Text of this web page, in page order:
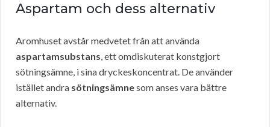
Aspartam och dess alternativ
Aromhuset avstår medvetet från att använda
aspartamsubstans, ett omdiskuterat konstgjort
sötningsämne, i sina dryckeskoncentrat. De använder
istället andra sötningsämnesom anses vara bättre
alternativ.